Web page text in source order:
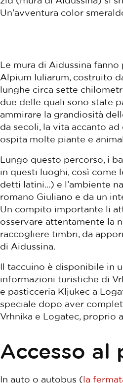
Un'avventura color
Le mura di Aidussina
Alpium Iuliarum, costruito
lunghe circa sette
due delle quali sono state
ammirare la grandiosità
da secoli, la vita accanto
ospita molte piante e
Lungo questo percorso, i
in questi luoghi, così come
detti latini...) e l’ambiente
romano Giuliano e da un
Un compito importante li
osservare attentamente la
raccogliere timbri, da
di Aidussina.
Il taccuino è disponibile in
informazioni turistiche di
e pasticceria Kljukec a
speciale dopo aver
Vrhnika e Logatec, proprio
Accesso al
In auto o autobus (la